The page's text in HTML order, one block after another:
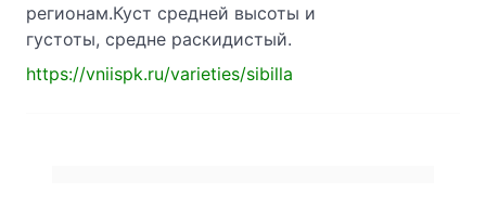
регионам.Куст средней высоты и
густоты, средне раскидистый.
https://vniispk.ru/varieties/sibilla